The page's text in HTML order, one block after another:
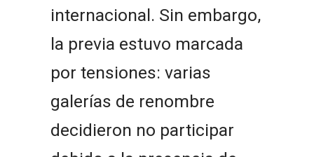
internacional. Sin embargo,
la previa estuvo marcada
por tensiones: varias
galerías de renombre
decidieron no participar